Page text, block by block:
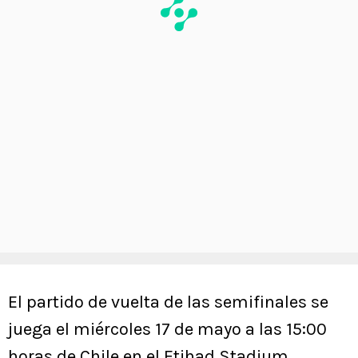
El partido de vuelta de las semifinales se
juega el miércoles 17 de mayo a las 15:00